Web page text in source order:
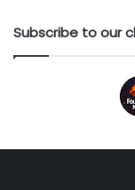
Subscribe to our